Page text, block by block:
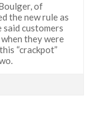
of
the new rule as
said customers
they were
“crackpot”